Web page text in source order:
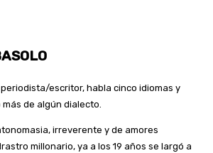
escritor, habla cinco idiomas y
de algún dialecto.
irreverente y de amores
millonario, ya a los 19 años se largó a